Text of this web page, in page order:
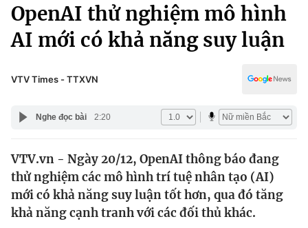
Chính trị
Thế giới
Tin tức
Kinh tế
Thể thao
Truyền hình
Văn hóa - Giải trí
Đời sống
Giáo dục
OpenAI thử nghiệm mô hình
AI mới có khả năng suy luận
VTV Times - TTXVN
Nghe đọc bài 2:20
VTV.vn - Ngày 20/12, OpenAI thông báo đang
thử nghiệm các mô hình trí tuệ nhân tạo (AI)
mới có khả năng suy luận tốt hơn, qua đó tăng
khả năng cạnh tranh với các đối thủ khác.